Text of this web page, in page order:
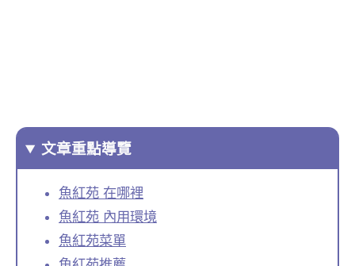
文章重點導覽
魚紅苑 在哪裡
魚紅苑 內用環境
魚紅苑菜單